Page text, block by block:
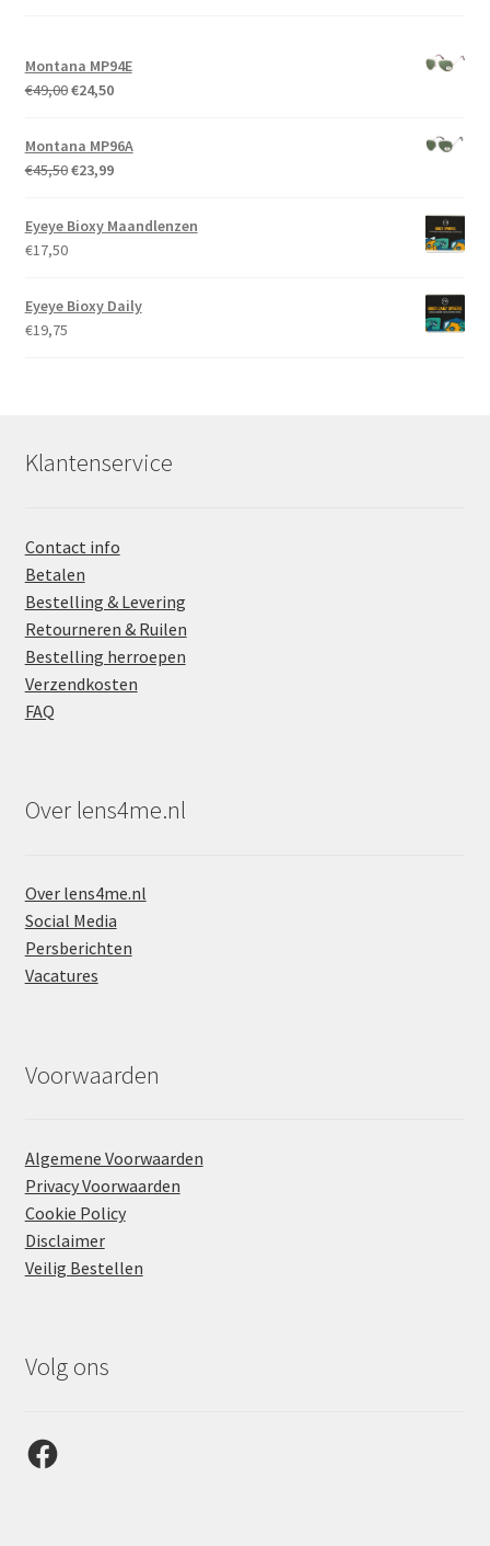
Montana MP94E
€49,00Oorspronkelijke
was:
€49,00.
€24,50Huidige
is:
€24,50.
Montana MP96A
€45,50Oorspronkelijke
was:
€45,50.
€23,99Huidige
is:
Eyeye Bioxy Maandlenzen
€17,50
Eyeye Bioxy Daily
€19,75
Klantenservice
Contact info
Betalen
Bestelling & Levering
Retourneren & Ruilen
Bestelling herroepen
Verzendkosten
FAQ
Over lens4me.nl
Over lens4me.nl
Social Media
Persberichten
Vacatures
Voorwaarden
Algemene Voorwaarden
Privacy Voorwaarden
Cookie Policy
Disclaimer
Veilig Bestellen
Volg ons
Facebook